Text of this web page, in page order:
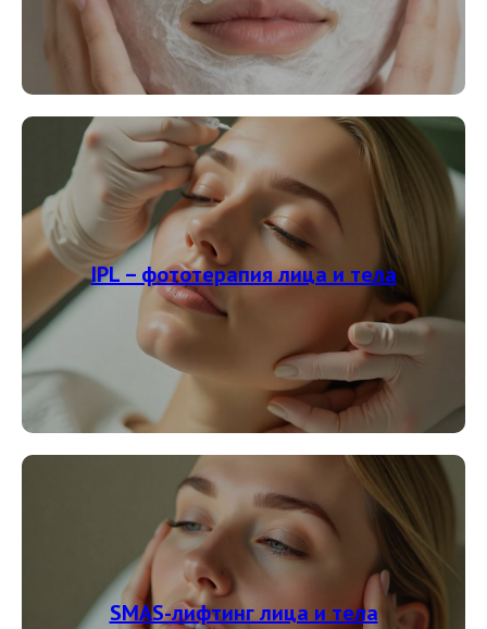
IPL – фототерапия лица и тела
SMAS-лифтинг лица и тела